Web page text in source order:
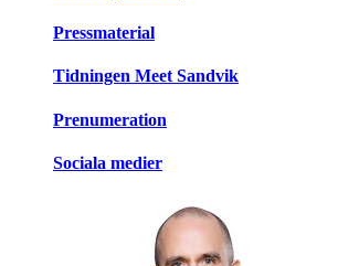
Pressmaterial
Tidningen Meet Sandvik
Prenumeration
Sociala medier